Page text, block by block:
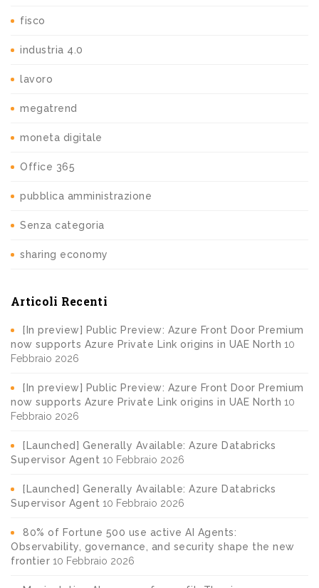
fisco
industria 4.0
lavoro
megatrend
moneta digitale
Office 365
pubblica amministrazione
Senza categoria
sharing economy
Articoli Recenti
[In preview] Public Preview: Azure Front Door Premium
now supports Azure Private Link origins in UAE North 10
Febbraio 2026
[In preview] Public Preview: Azure Front Door Premium
now supports Azure Private Link origins in UAE North 10
Febbraio 2026
[Launched] Generally Available: Azure Databricks
Supervisor Agent 10 Febbraio 2026
[Launched] Generally Available: Azure Databricks
Supervisor Agent 10 Febbraio 2026
80% of Fortune 500 use active AI Agents:
Observability, governance, and security shape the new
frontier 10 Febbraio 2026